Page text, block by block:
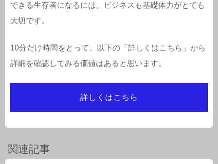
できる生存者になるには、ビジネスも基礎体力がとても
大切です。
10分だけ時間をとって、以下の「詳しくはこちら」から
詳細を確認してみる価値はあると思います。
詳しくはこちら
関連記事